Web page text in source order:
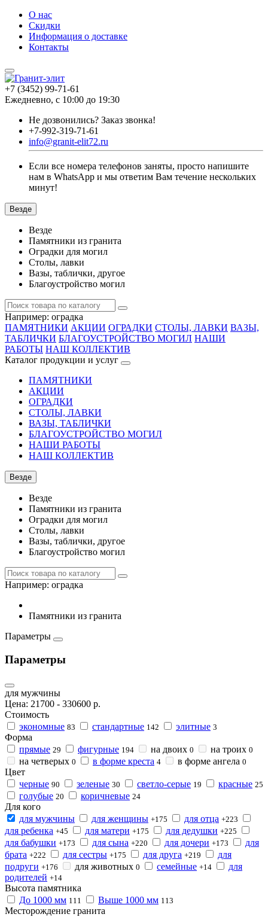
О нас
Скидки
Информация о доставке
Контакты
+7 (3452) 99-71-61
Ежедневно, с 10:00 до 19:30
Не дозвонились? Заказ звонка!
+7-992-319-71-61
info@granit-elit72.ru
Если все номера телефонов заняты, просто напишите
нам в WhatsApp и мы ответим Вам течение нескольких
минут!
Везде
Везде
Памятники из гранита
Оградки для могил
Столы, лавки
Вазы, таблички, другое
Благоустройство могил
Например: оградка
ПАМЯТНИКИ АКЦИИ ОГРАДКИ СТОЛЫ, ЛАВКИ ВАЗЫ,
ТАБЛИЧКИ БЛАГОУСТРОЙСТВО МОГИЛ НАШИ
РАБОТЫ НАШ КОЛЛЕКТИВ
Каталог продукции и услуг
ПАМЯТНИКИ
АКЦИИ
ОГРАДКИ
СТОЛЫ, ЛАВКИ
ВАЗЫ, ТАБЛИЧКИ
БЛАГОУСТРОЙСТВО МОГИЛ
НАШИ РАБОТЫ
НАШ КОЛЛЕКТИВ
Везде
Везде
Памятники из гранита
Оградки для могил
Столы, лавки
Вазы, таблички, другое
Благоустройство могил
Например: оградка
Памятники из гранита
Параметры
Параметры
для мужчины
Цена: 21700 - 330600 р.
Стоимость
экономные 83 стандартные 142 элитные 3
Форма
прямые 29 фигурные 194 на двоих 0 на троих 0
на четверых 0 в форме креста 4 в форме ангела 0
Цвет
черные 90 зеленые 30 светло-серые 19 красные 25
голубые 20 коричневые 24
Для кого
для мужчины
для женщины +175 для отца +223
для ребенка +45 для матери +175 для дедушки +225
для бабушки +173 для сына +220 для дочери +173
для
брата +222 для сестры +175 для друга +219
для
подруги +176 для животных 0 семейные +14
для
родителей +14
Высота памятника
До 1000 мм 111 Выше 1000 мм 113
Месторождение гранита